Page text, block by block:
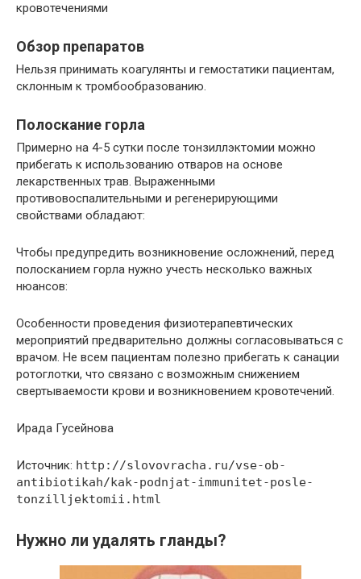
кровотечениями
Обзор препаратов
Нельзя принимать коагулянты и гемостатики пациентам,
склонным к тромбообразованию.
Полоскание горла
Примерно на 4-5 сутки после тонзиллэктомии можно
прибегать к использованию отваров на основе
лекарственных трав. Выраженными
противовоспалительными и регенерирующими
свойствами обладают:
Чтобы предупредить возникновение осложнений, перед
полосканием горла нужно учесть несколько важных
нюансов:
Особенности проведения физиотерапевтических
мероприятий предварительно должны согласовываться с
врачом. Не всем пациентам полезно прибегать к санации
ротоглотки, что связано с возможным снижением
свертываемости крови и возникновением кровотечений.
Ирада Гусейнова
Источник: http://slovovracha.ru/vse-ob-
antibiotikah/kak-podnjat-immunitet-posle-
tonzilljektomii.html
Нужно ли удалять гланды?